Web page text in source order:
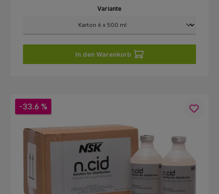
Variante
In den Warenkorb
-33.6 %